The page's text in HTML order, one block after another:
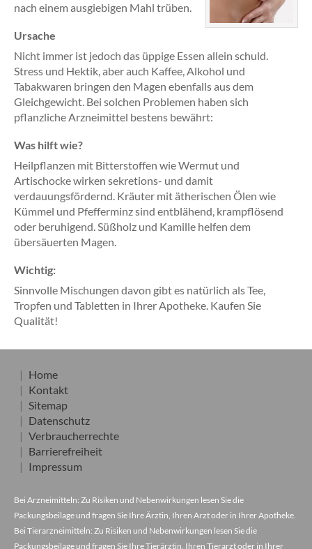
nach einem ausgiebigen Mahl trüben.
Ursache
Nicht immer ist jedoch das üppige Essen allein schuld.
Stress und Hektik, aber auch Kaffee, Alkohol und
Tabakwaren bringen den Magen ebenfalls aus dem
Gleichgewicht. Bei solchen Problemen haben sich
pflanzliche Arzneimittel bestens bewährt:
Was hilft wie?
Heilpflanzen mit Bitterstoffen wie Wermut und
Artischocke wirken sekretions- und damit
verdauungsfördernd. Kräuter mit ätherischen Ölen wie
Kümmel und Pfefferminz sind entblähend, krampflösend
oder beruhigend. Süßholz und Kamille helfen dem
übersäuerten Magen.
Wichtig:
Sinnvolle Mischungen davon gibt es natürlich als Tee,
Tropfen und Tabletten in Ihrer Apotheke. Kaufen Sie
Qualität!
Home
Kontakt
Sitemap
Datenschutz
Verbraucherrechte
Barrierefreiheit
Impressum
Bei Arzneimitteln: Zu Risiken und Nebenwirkungen lesen Sie die
Packungsbeilage und fragen Sie Ihre Ärztin, Ihren Arzt oder in Ihrer Apotheke.
Bei Tierarzneimitteln: Zu Risiken und Nebenwirkungen lesen Sie die
Packungsbeilage und fragen Sie Ihre Tierärztin, Ihren Tierarzt oder in Ihrer